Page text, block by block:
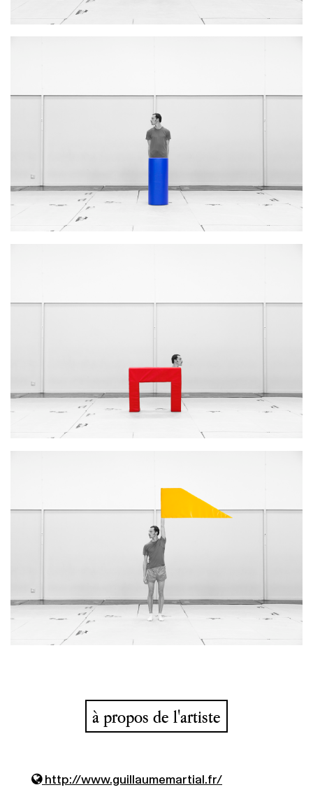
à propos de l'artiste
http://www.guillaumemartial.fr/